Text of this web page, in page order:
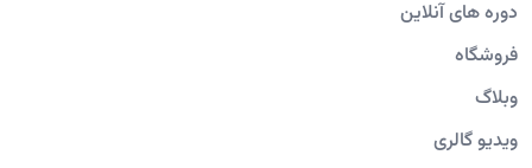
دوره های آنلاین
فروشگاه
وبلاگ
ویدیو گالری